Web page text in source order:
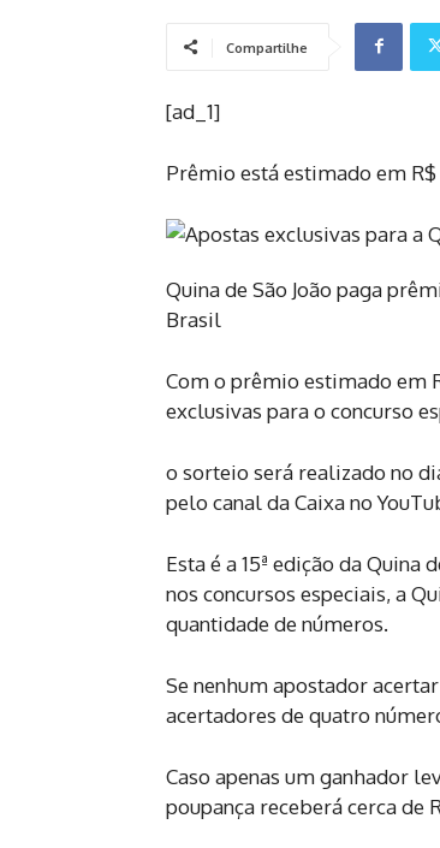
Compartilhe
[ad_1]
Prêmio está estimado em
Quina de São João paga
Brasil
Com o prêmio estimado em
exclusivas para o concurso
o sorteio será realizado no
pelo canal da Caixa no
Esta é a 15ª edição da
nos concursos especiais, a
quantidade de números.
Se nenhum apostador
acertadores de quatro
Caso apenas um ganhador
poupança receberá cerca de